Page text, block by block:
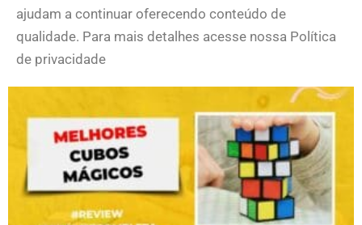
ajudam a continuar oferecendo conteúdo de
qualidade. Para mais detalhes acesse nossa Política
de privacidade